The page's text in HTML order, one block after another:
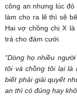
công an nhưng lúc
làm cho ra lẽ thì sẽ
Hai vợ chồng chị X
trả cho đám cưới.
“Dòng họ nhiều
tôi và chồng tôi lại là
biết phải giải quyết
an thì có đúng hay